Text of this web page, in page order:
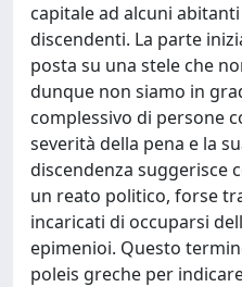
capitale ad alcuni
discendenti. La parte
posta su una stele che
dunque non siamo in
complessivo di persone
severità della pena e la
discendenza suggerisce
un reato politico, forse
incaricati di occuparsi
epimenioi. Questo
poleis greche per